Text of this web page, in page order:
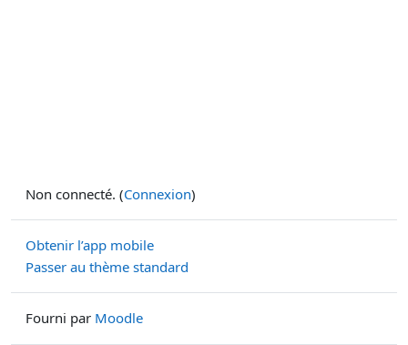
Non connecté. (Connexion)
Obtenir l’app mobile
Passer au thème standard
Fourni par Moodle